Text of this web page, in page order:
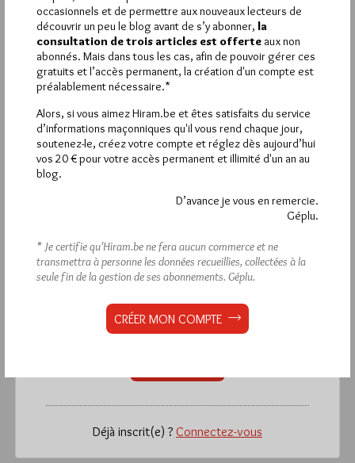
nécessaires projets qu il porte et les priorités qu il a fixées .
Tous mes vœux de réussite pour cette deuxième année .
DANIÈLE COUSIN-CHAMOIN
9 JUILLET 2026 À 8H03 / RÉPONDRE
Merci MTCF GMN Maurice pour le travail accompli déjà depuis
un an et pour cette prospective pour les années à venir.
Chacune et chacun trouve sa place dans ce grand chantier.
La rédaction de commentaires est
réservée aux abonnés.
Si vous souhaitez rédiger des
commentaires, vous devez :
Déjà inscrit(e) ? Connectez-vous
occasionnels et de permettre aux nouveaux lecteurs de
découvrir un peu le blog avant de s’y abonner, la
consultation de trois articles est offerte aux non
abonnés. Mais dans tous les cas, afin de pouvoir gérer ces
gratuits et l’accès permanent, la création d'un compte est
préalablement nécessaire.*
Alors, si vous aimez Hiram.be et êtes satisfaits du service
d’informations maçonniques qu'il vous rend chaque jour,
soutenez-le, créez votre compte et réglez dès aujourd’hui
vos 20 € pour votre accès permanent et illimité d'un an au
blog.
D’avance je vous en remercie.
Géplu.
* Je certifie qu’Hiram.be ne fera aucun commerce et ne
transmettra à personne les données recueillies, collectées à la
seule fin de la gestion de ses abonnements. Géplu.
CRÉER MON COMPTE